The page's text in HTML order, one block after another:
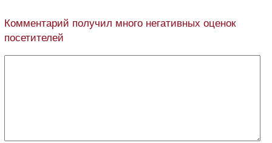
Комментарий получил много негативных оценок
посетителей